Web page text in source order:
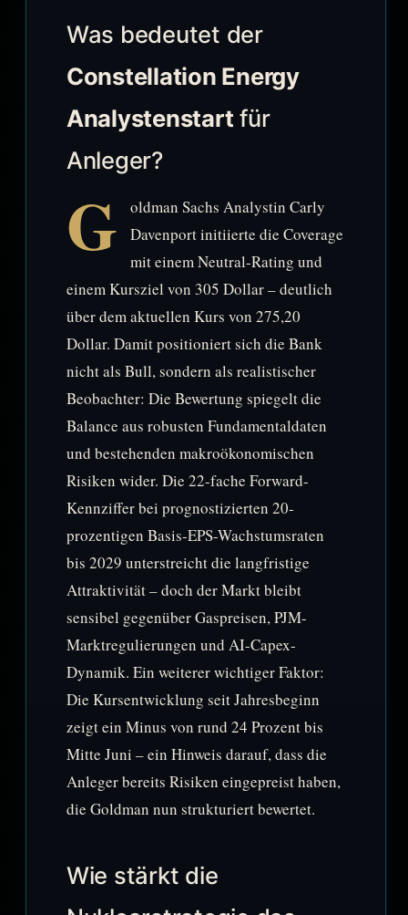
Was bedeutet der
Constellation Energy
Analystenstart für
Anleger?
G
oldman Sachs Analystin Carly
Davenport initiierte die Coverage
mit einem Neutral-Rating und
einem Kursziel von 305 Dollar – deutlich
über dem aktuellen Kurs von 275,20
Dollar. Damit positioniert sich die Bank
nicht als Bull, sondern als realistischer
Beobachter: Die Bewertung spiegelt die
Balance aus robusten Fundamentaldaten
und bestehenden makroökonomischen
Risiken wider. Die 22-fache Forward-
Kennziffer bei prognostizierten 20-
prozentigen Basis-EPS-Wachstumsraten
bis 2029 unterstreicht die langfristige
Attraktivität – doch der Markt bleibt
sensibel gegenüber Gaspreisen, PJM-
Marktregulierungen und AI-Capex-
Dynamik. Ein weiterer wichtiger Faktor:
Die Kursentwicklung seit Jahresbeginn
zeigt ein Minus von rund 24 Prozent bis
Mitte Juni – ein Hinweis darauf, dass die
Anleger bereits Risiken eingepreist haben,
die Goldman nun strukturiert bewertet.
Wie stärkt die